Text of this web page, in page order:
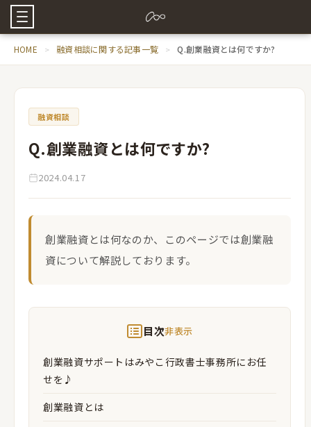
HOME 融資相談に関する記事一覧 Q.創業融資とは何ですか?
融資相談
Q.創業融資とは何ですか?
2024.04.17
創業融資とは何なのか、このページでは創業融
資について解説しております。
目次非表示
創業融資サポートはみやこ行政書士事務所にお任
せを♪
創業融資とは